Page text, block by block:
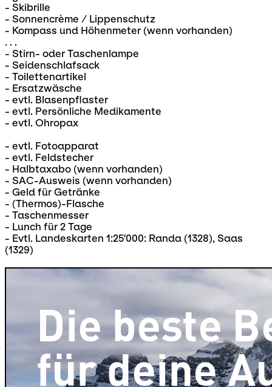
- Skibrille
- Sonnencrème / Lippenschutz
- Kompass und Höhenmeter (wenn vorhanden)
. . .
- Stirn- oder Taschenlampe
- Seidenschlafsack
- Toilettenartikel
- Ersatzwäsche
- evtl. Blasenpflaster
- evtl. Persönliche Medikamente
- evtl. Ohropax
- evtl. Fotoapparat
- evtl. Feldstecher
- Halbtaxabo (wenn vorhanden)
- SAC-Ausweis (wenn vorhanden)
- Geld für Getränke
- (Thermos)-Flasche
- Taschenmesser
- Lunch für 2 Tage
- Evtl. Landeskarten 1:25'000: Randa (1328), Saas
(1329)